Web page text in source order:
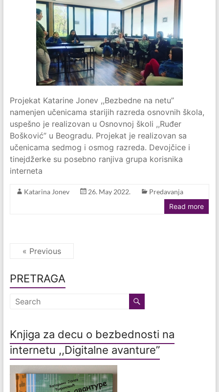
Projekat Katarine Jonev ,,Bezbedne na netu”
namenjen učenicama starijih razreda osnovnih škola,
uspešno je realizovan u Osnovnoj školi ,,Ruđer
Bošković” u Beogradu. Projekat je realizovan sa
učenicama sedmog i osmog razreda. Devojčice i
tinejdžerke su posebno ranjiva grupa korisnika
interneta
Katarina Jonev 26. May 2022.
Predavanja
Read more
« Previous
PRETRAGA
Knjiga za decu o bezbednosti na
internetu ,,Digitalne avanture”